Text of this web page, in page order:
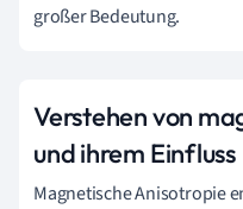
großer Bedeutung.
Verstehen von
und ihrem Einfluss
Magnetische Anisotropie